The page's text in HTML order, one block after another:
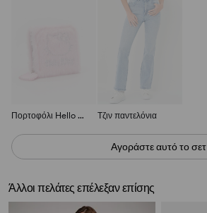
Πορτοφόλι Hello Kitty Τζιν παντελόνια
Αγοράστε αυτό το σετ
Άλλοι πελάτες επέλεξαν επίσης